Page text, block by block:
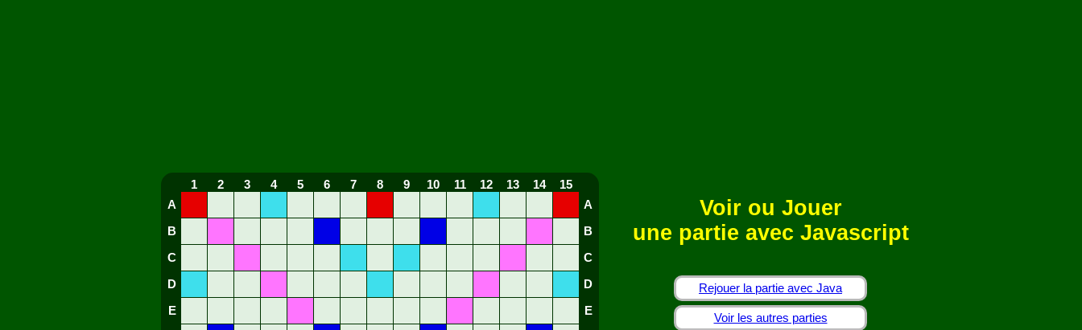
1 2 3 4 5 6 7 8 9 10 11 12 13 14
15
A
A
B B
C C
D D
E E
Voir ou Jouer
une partie avec Javascript
Rejouer la partie avec Java
Voir les autres parties